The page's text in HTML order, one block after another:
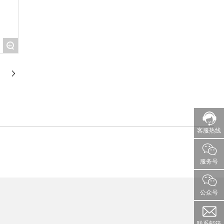
+
客服热线
服务号
公众号